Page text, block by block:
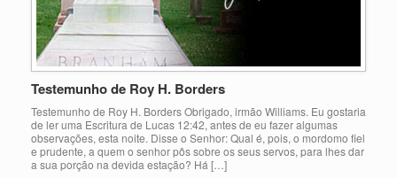
Testemunho de Roy H. Borders
Testemunho de Roy H. Borders Obrigado, irmão Williams. Eu gostaria
de ler uma Escritura de Lucas 12:42, antes de eu fazer algumas
observações, esta noite. Disse o Senhor: Qual é, pois, o mordomo fiel
e prudente, a quem o senhor pôs sobre os seus servos, para lhes dar
a sua porção na devida estação? Há […]